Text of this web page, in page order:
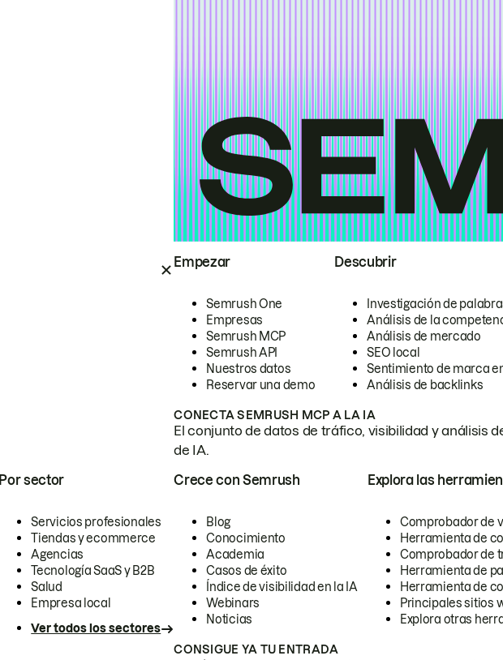
Empezar
Semrush One
Empresas
Semrush MCP
Semrush API
Nuestros datos
Reservar una demo
Descubrir
Investigación de
Análisis de la
Análisis de mercado
SEO local
Sentimiento de marca
Análisis de backlinks
CONECTA SEMRUSH MCP A LA IA
El conjunto de datos de tráfico, visibilidad y análisis
de IA.
Por sector
Servicios profesionales
Tiendas y ecommerce
Agencias
Tecnología SaaS y B2B
Salud
Empresa local
Ver todos los sectores
Crece con Semrush
Blog
Conocimiento
Academia
Casos de éxito
Índice de visibilidad en la IA
Webinars
Noticias
Explora las
Comprobador de
Herramienta de
Comprobador de
Herramienta de
Herramienta de
Principales sitios
Explora otras
CONSIGUE YA TU ENTRADA